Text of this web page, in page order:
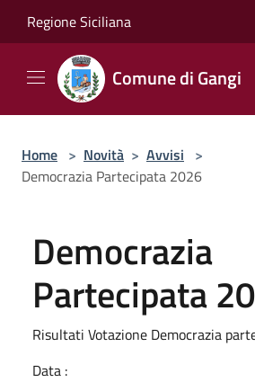
Regione Siciliana
Comune di Gangi
Home > Novità > Avvisi >
Democrazia Partecipata 2026
Democrazia
Partecipata
Risultati Votazione Democrazia
Data :